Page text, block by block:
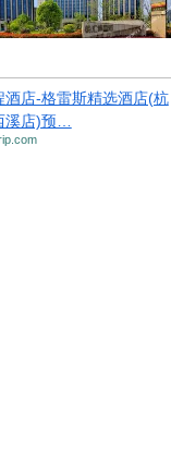
酒店-格雷斯精选酒店(杭
溪店)预…